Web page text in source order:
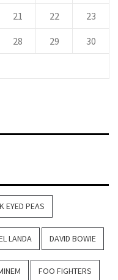
21 22 23
28 29 30
EYED PEAS
LANDA DAVID BOWIE
FOO FIGHTERS